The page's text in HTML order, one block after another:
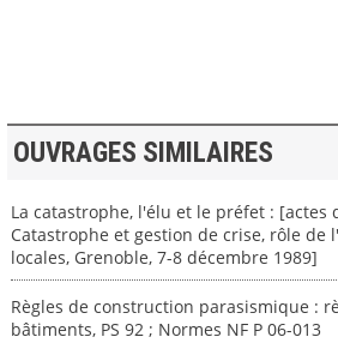
OUVRAGES SIMILAIRES
La catastrophe, l'élu et le préfet : [actes
Catastrophe et gestion de crise, rôle de
locales, Grenoble, 7-8 décembre 1989]
Règles de construction parasismique :
bâtiments, PS 92 ; Normes NF P 06-013